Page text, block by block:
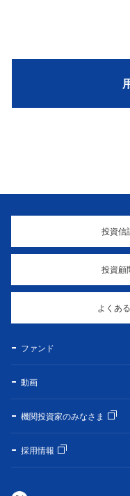
投資信
投資顧
よくあ
ファンド
動画
機関投資家のみなさま
採用情報